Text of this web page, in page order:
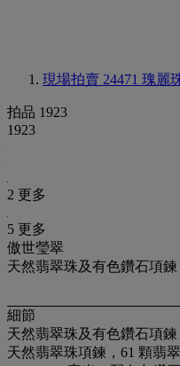
現場拍賣 24471 瑰麗
拍品 1923
1923
2 更多
5 更多
傲世瑩翠
天然翡翠珠及有色鑽石項鍊
細節
天然翡翠珠及有色鑽石項鍊
天然翡翠珠項鍊，61 顆翡